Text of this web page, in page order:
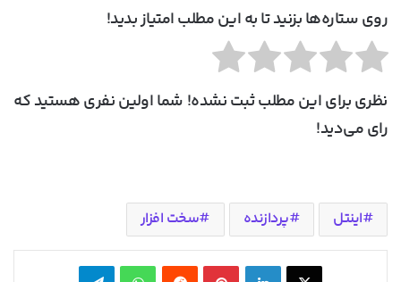
روی ستاره‌ها بزنید تا به این مطلب امتیاز بدید!
نظری برای این مطلب ثبت نشده! شما اولین نفری هستید که
رای می‌دید!
اینتل پردازنده سخت افزار
X لینکدین ‫پین‌ترست‫رددیت واتس آپ تلگرام